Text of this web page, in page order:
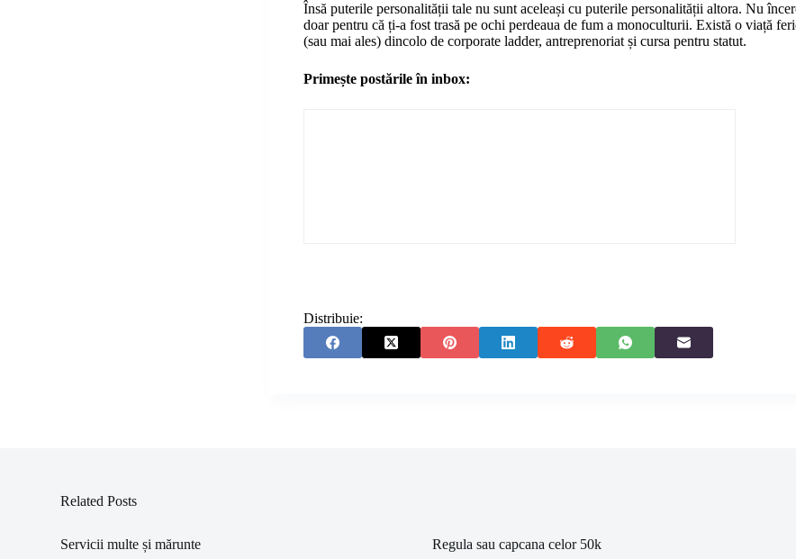
Însă puterile personalității tale nu sunt aceleași cu puterile personalității altora. Nu
doar pentru că ți-a fost trasă pe ochi perdeaua de fum a monoculturii. Există o viață
(sau mai ales) dincolo de corporate ladder, antreprenoriat și cursa pentru statut.
Primește postările în inbox:
Distribuie:
Related Posts
Servicii multe și mărunte
Regula sau capcana celor 50k